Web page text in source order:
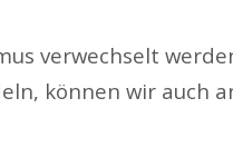
verwechselt
können wir auch